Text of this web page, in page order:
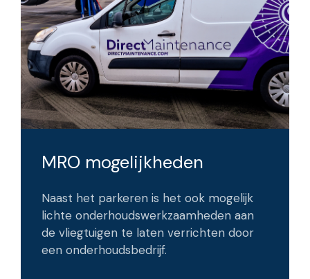
MRO mogelijkheden
Naast het parkeren is het ook mogelijk
lichte onderhoudswerkzaamheden aan
de vliegtuigen te laten verrichten door
een onderhoudsbedrijf.